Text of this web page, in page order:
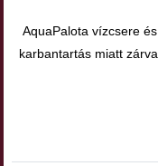
AquaPalota vízcsere és
karbantartás miatt zárva